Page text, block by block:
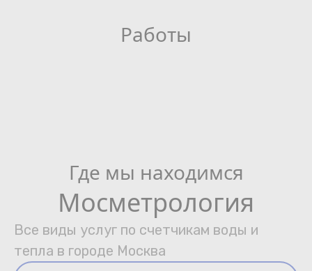
Работы
Где мы находимся
Мосметрология
Все виды услуг по счетчикам воды и
тепла в городе Москва